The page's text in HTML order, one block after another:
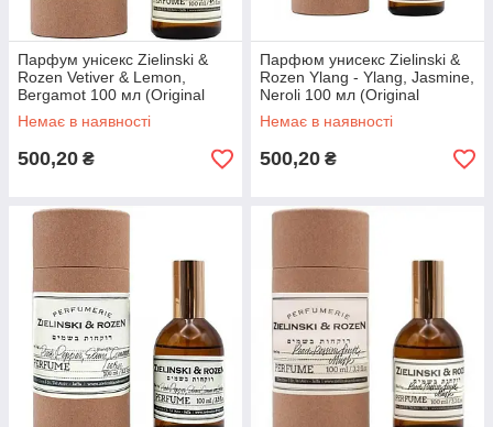
Парфум унісекс Zielinski &
Rozen Vetiver & Lemon,
Bergamot 100 мл (Original
Quality) УЦІНКА
Немає в наявності
500,20 ₴
Парфюм унисекс Zielinski &
Rozen Ylang - Ylang, Jasmine,
Neroli 100 мл (Original
Quality) УЦЕНКА
Немає в наявності
500,20 ₴